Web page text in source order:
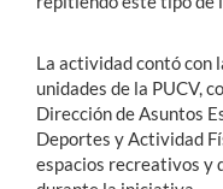
La actividad contó con
unidades de la PUCV,
Dirección de Asuntos
Deportes y Actividad
espacios recreativos y